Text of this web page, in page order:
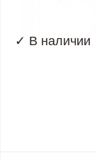
✓ В наличии